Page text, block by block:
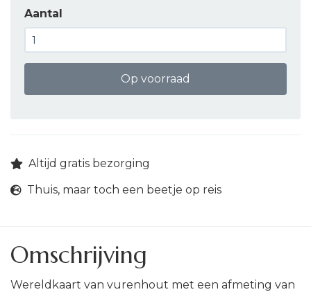
Aantal
Op voorraad
Altijd gratis bezorging
Thuis, maar toch een beetje op reis
Omschrijving
Wereldkaart van vurenhout met een afmeting van